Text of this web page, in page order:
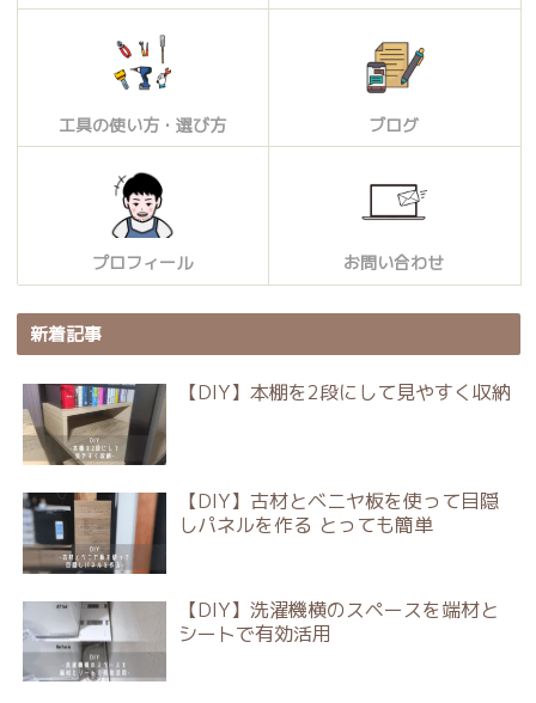
工具の使い方・選び方 ブログ
プロフィール お問い合わせ
新着記事
【DIY】本棚を2段にして見やすく収納
【DIY】古材とベニヤ板を使って目隠
しパネルを作る とっても簡単
【DIY】洗濯機横のスペースを端材と
シートで有効活用